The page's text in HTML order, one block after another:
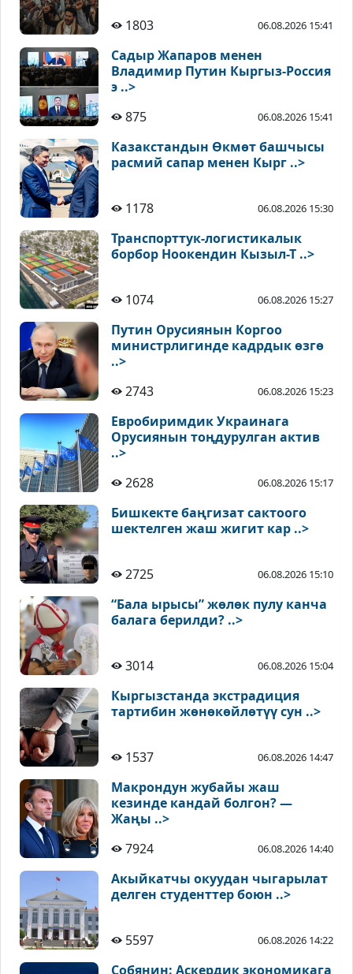
1803 06.08.2026 15:41
Садыр Жапаров менен
Владимир Путин Кыргыз-Россия
э ..>
875
06.08.2026 15:41
Казакстандын Өкмөт башчысы
расмий сапар менен Кырг ..>
1178 06.08.2026 15:30
Транспорттук-логистикалык
борбор Ноокендин Кызыл-Т ..>
1074 06.08.2026 15:27
Путин Орусиянын Коргоо
министрлигинде кадрдык өзгө
..>
2743
06.08.2026 15:23
Евробиримдик Украинага
Орусиянын тоңдурулган актив
..>
2628
06.08.2026 15:17
Бишкекте баңгизат сактоого
шектелген жаш жигит кар ..>
2725 06.08.2026 15:10
“Бала ырысы” жөлөк пулу канча
балага берилди? ..>
3014 06.08.2026 15:04
Кыргызстанда экстрадиция
тартибин жөнөкөйлөтүү сун ..>
1537 06.08.2026 14:47
Макрондун жубайы жаш
кезинде кандай болгон? —
Жаңы ..>
7924
06.08.2026 14:40
Акыйкатчы окуудан чыгарылат
делген студенттер боюн ..>
5597 06.08.2026 14:22
Собянин: Аскердик экономикага